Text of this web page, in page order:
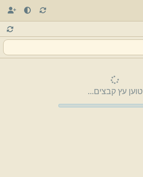
טוען עץ קבצים...